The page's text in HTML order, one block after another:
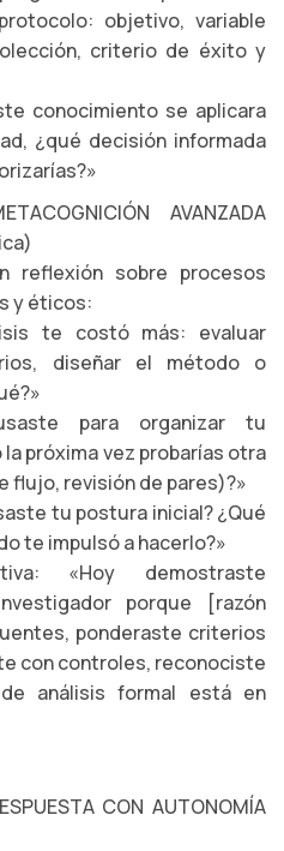
objetivo, variable
criterio de éxito y
conocimiento se aplicara
¿qué decisión informada
AVANZADA
reflexión sobre procesos
y éticos:
te costó más: evaluar
diseñar el método o
para organizar tu
próxima vez probarías otra
flujo, revisión de pares)?»
tu postura inicial? ¿Qué
te impulsó a hacerlo?»
«Hoy demostraste
porque [razón
ponderaste criterios
con controles, reconociste
análisis formal está en
CON AUTONOMÍA